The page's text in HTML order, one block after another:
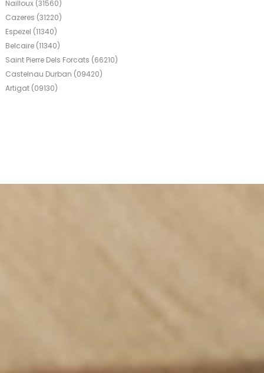
Nailloux (31560)
Cazeres (31220)
Espezel (11340)
Belcaire (11340)
Saint Pierre Dels Forcats (66210)
Castelnau Durban (09420)
Artigat (09130)